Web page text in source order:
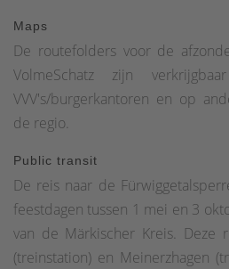
blijven volgen, keren we
beginpunt.
Maps
De routefolders voor de
VolmeSchatz zijn
VVV's/burgerkantoren en op
de regio.
Public transit
De reis naar de
feestdagen tussen 1 mei en 3
van de Märkischer Kreis. Deze
(treinstation) en Meinerzhagen